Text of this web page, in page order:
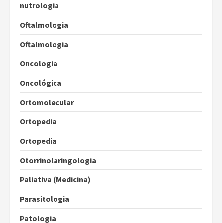
nutrologia
Oftalmologia
Oftalmologia
Oncologia
Oncológica
Ortomolecular
Ortopedia
Ortopedia
Otorrinolaringologia
Paliativa (Medicina)
Parasitologia
Patologia